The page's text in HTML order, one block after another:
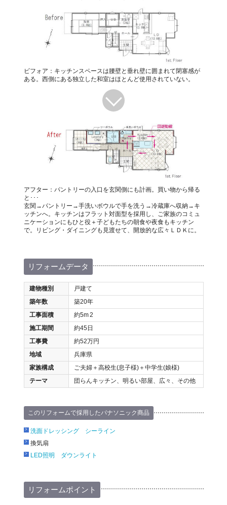
ビフォア：キッチンスペースは腰壁と垂れ壁に囲まれて閉塞感が
ある。西側にある独立した和室はほとんど使用されていない。
アフター：パントリーの入口を玄関側にも計画。買い物から帰る
と･･･
玄関→パントリー→手洗いボウルで手を洗う→冷蔵庫へ収納→キ
ッチンへ。キッチンはフラット対面型を採用し、ご家族のコミュ
ニケーションにもひと役＋子どもたちの朝食や夜食もキッチン
で。リビング・ダイニングも見渡せて、開放的な広々ＬＤＫに。
リフォームデータ
建物種別
戸建て
築年数
築20年
工事面積
約5m2
施工期間
約45日
工事費
約52万円
地域
兵庫県
家族構成
ご夫婦＋高校生(息子様)＋中学生(娘様)
テーマ
団らんキッチン、明るい部屋、広々、その他
このリフォームで採用したパナソニック商品
洗面ドレッシング シーライン
換気扇
LED照明 ダウンライト
リフォームポイント